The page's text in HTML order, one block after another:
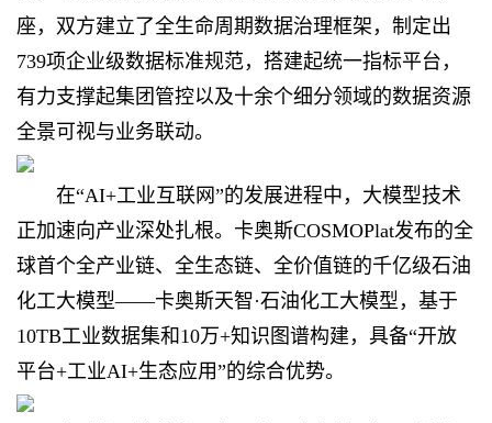
座，双方建立了全生命周期数据治理框架，制定出
739项企业级数据标准规范，搭建起统一指标平台，
有力支撑起集团管控以及十余个细分领域的数据资源
全景可视与业务联动。
在“AI+工业互联网”的发展进程中，大模型技术
正加速向产业深处扎根。卡奥斯COSMOPlat发布的全
球首个全产业链、全生态链、全价值链的千亿级石油
化工大模型——卡奥斯天智·石油化工大模型，基于
10TB工业数据集和10万+知识图谱构建，具备“开放
平台+工业AI+生态应用”的综合优势。